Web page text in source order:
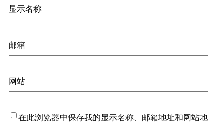
显示名称
邮箱
网站
在此浏览器中保存我的显示名称、邮箱地址和网站地